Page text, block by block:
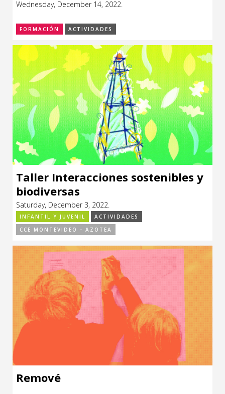
Espacio itinerante de lectura infantil
Formación
Género y Diversidad
Infantil y Juvenil
Letras
Medio Ambiente
Música
Sin categoría
Wednesday, December 14, 2022.
FORMACIÓN ACTIVIDADES
Taller Interacciones sostenibles y
biodiversas
Saturday, December 3, 2022.
INFANTIL Y JUVENIL
ACTIVIDADES
CCE MONTEVIDEO - AZOTEA
Remové